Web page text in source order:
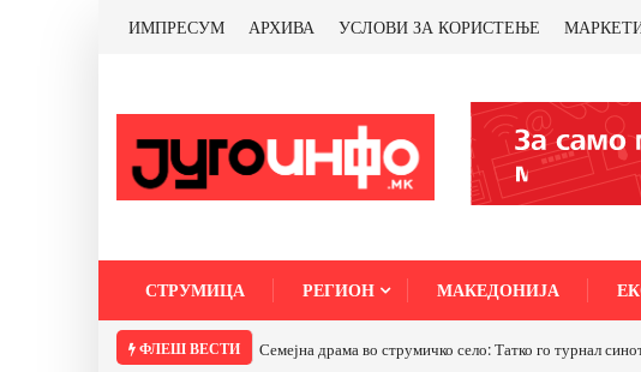
ИМПРЕСУМ АРХИВА УСЛОВИ ЗА КОРИСТЕЊЕ
СТРУМИЦА РЕГИОН МАКЕДОНИЈА
ФЛЕШ ВЕСТИ Семејна драма во струмичко село: Татко го турнал